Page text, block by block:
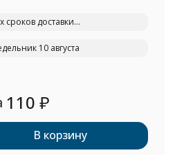
доставки...
10 августа
110 ₽
В корзину